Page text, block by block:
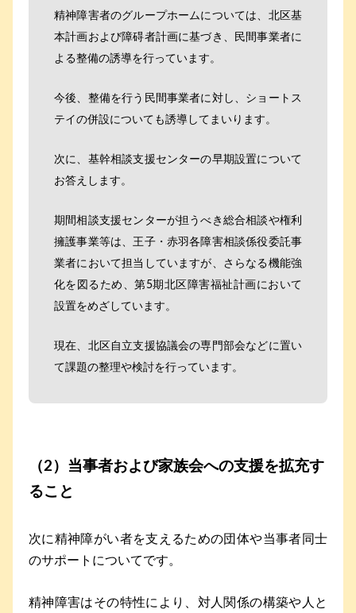
精神障害者のグループホームについては、北区基
本計画および障碍者計画に基づき、民間事業者に
よる整備の誘導を行っています。
今後、整備を行う民間事業者に対し、ショートス
テイの併設についても誘導してまいります。
次に、基幹相談支援センターの早期設置について
お答えします。
期間相談支援センターが担うべき総合相談や権利
擁護事業等は、王子・赤羽各障害相談係役委託事
業者において担当していますが、さらなる機能強
化を図るため、第5期北区障害福祉計画において
設置をめざしています。
現在、北区自立支援協議会の専門部会などに置い
て課題の整理や検討を行っています。
（2）当事者および家族会への支援を拡充す
ること
次に精神障がい者を支えるための団体や当事者同士
のサポートについてです。
精神障害はその特性により、対人関係の構築や人と